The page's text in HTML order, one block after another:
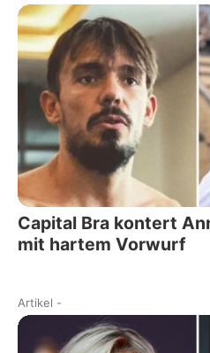
Capital Bra kontert
mit hartem Vorwurf
Artikel -